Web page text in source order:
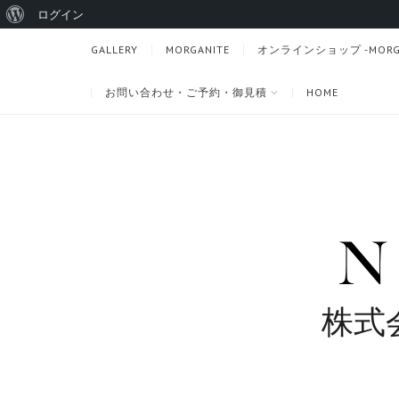
GALLERY MORGANITE オンラインショップ -
お問い合わせ・ご予約・御見積 HOME
株式
WordPress
ログイン